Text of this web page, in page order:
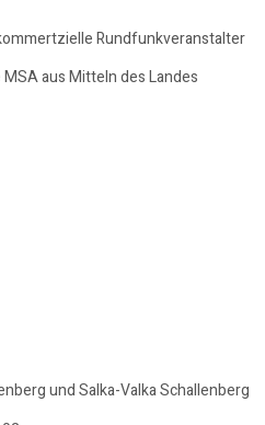
Rundfunkveranstalter
aus Mitteln des Landes
und Salka-Valka Schallenberg